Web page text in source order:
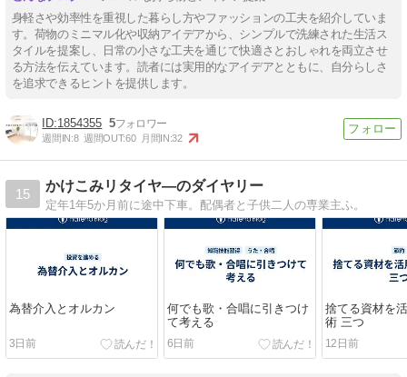
身軽さや効率性を重視した暮らし方やファッションの工夫を紹介していま
す。荷物のミニマル化や収納アイデアから、シンプルで洗練された生活ス
タイルを提案し、日常の小さな工夫を通じて快適さとおしゃれを両立させ
る方法を伝えています。読者には実用的なアイデアとともに、自分らしさ
を追求できるヒントを提供します。
1854355 5
週間IN:8 週間OUT:60 月間IN:32
15
かけこみリタイヤ―のダイヤリー
定年1年5か月前に途中下車。配偶者と子供二人の専業主ふ。
為替介入とオルカン
3日前
何でも歌・合唱に引きつけ
て考える
6日前
捨てる資材を
術 三つ
12日前